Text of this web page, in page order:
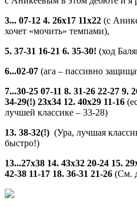
3... 07-12 4. 26х17 11х22 (с
хочет «мочить» темпами),
5. 37-31 16-21 6. 35-30! (ход
6...02-07 (ага – пассивно
7...30-25 07-11 8. 31-26 22-27 9.
34-29(!) 23х34 12. 40х29 11-16
лучшей классике – 33-28)
13. 38-32(!) (Ура, лучшая
быстро!)
13...27х38 14. 43х32 20-24 15.
42-38 11-17 18. 36-31 21-26 (См.